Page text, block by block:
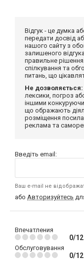
Відгук - це думка
передати досвід
нашого сайту з
залишеного
правильне
спілкування та
питань, що
Не дозволяється:
лексики, погроз
іншими
що ображають
розміщення
реклама та
Введіть email:
Ваш e-mail не
або Авторизуйтесь
Впечатления
0/12
Обслуговування
0/12